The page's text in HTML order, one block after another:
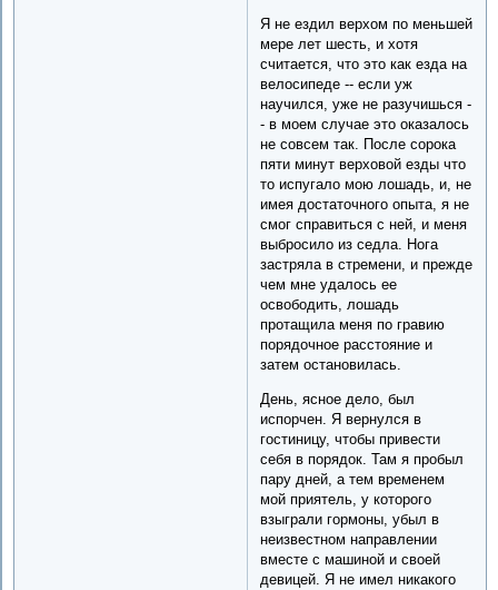
Я не ездил верхом по меньшей
мере лет шесть, и хотя
считается, что это как езда на
велосипеде -- если уж
научился, уже не разучишься -
- в моем случае это оказалось
не совсем так. После сорока
пяти минут верховой езды что
то испугало мою лошадь, и, не
имея достаточного опыта, я не
смог справиться с ней, и меня
выбросило из седла. Нога
застряла в стремени, и прежде
чем мне удалось ее
освободить, лошадь
протащила меня по гравию
порядочное расстояние и
затем остановилась.
День, ясное дело, был
испорчен. Я вернулся в
гостиницу, чтобы привести
себя в порядок. Там я пробыл
пару дней, а тем временем
мой приятель, у которого
взыграли гормоны, убыл в
неизвестном направлении
вместе с машиной и своей
девицей. Я не имел никакого